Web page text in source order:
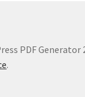
PDF Generator
.